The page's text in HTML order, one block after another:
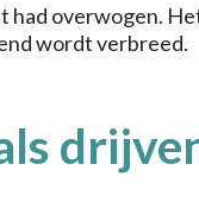
had overwogen.
wordt verbreed.